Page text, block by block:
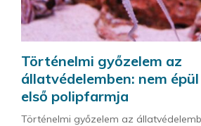
Történelmi győzelem az
állatvédelemben: nem
első polipfarmja
Történelmi győzelem az